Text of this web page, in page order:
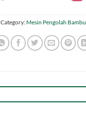
Category: Mesin Pengolah Bambu